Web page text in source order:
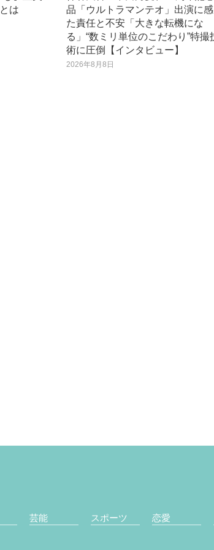
は
品「ウルトラマンテオ」出演に
た責任と不安「大きな転機にな
る」“数ミリ単位のこだわり”特撮
術に圧倒【インタビュー】
2026年8月8日
芸能 スポーツ 恋愛